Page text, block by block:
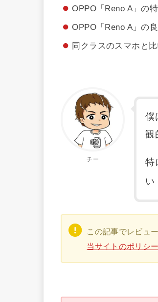
OPPO「Reno A」の
OPPO「Reno A」の
同クラスのスマホと
チー
僕
観
特
い
この記事でレビュ
当サイトのポリシ